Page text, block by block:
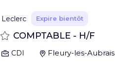
Leclerc Expire bientôt
Sauvegarder
COMPTABLE - H/F
CDI Fleury-les-Aubrais